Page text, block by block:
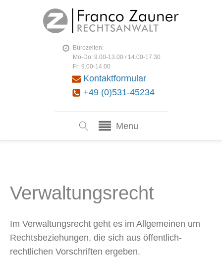
Bürozeiten:
Mo-Do: 9.00-13.00 / 14.00-17.30
Fr: 9.00-14.00
Kontaktformular
+49 (0)531-45234
Menu
Verwaltungsrecht
Im Verwaltungsrecht geht es im Allgemeinen um
Rechtsbeziehungen, die sich aus öffentlich-
rechtlichen Vorschriften ergeben.